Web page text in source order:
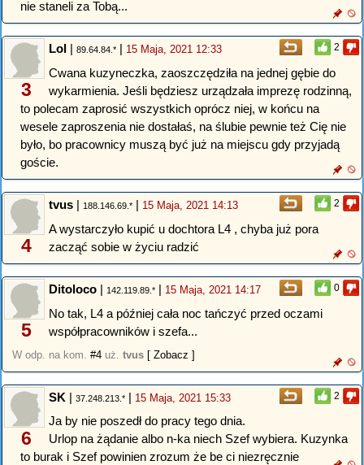
nie staneli za Tobą...
2
3
Lol | 89.64.84.* | 15 Maja, 2021 12:33
Cwana kuzyneczka, zaoszczędziła na jednej gębie do
wykarmienia. Jeśli będziesz urządzała imprezę rodzinną,
to polecam zaprosić wszystkich oprócz niej, w końcu na
wesele zaproszenia nie dostałaś, na ślubie pewnie też Cię nie
było, bo pracownicy muszą być już na miejscu gdy przyjadą
goście.
2
4
tvus | 188.146.69.* | 15 Maja, 2021 14:13
A wystarczyło kupić u dochtora L4 , chyba już pora
zacząć sobie w życiu radzić
0
5
Ditoloco | 142.119.89.* | 15 Maja, 2021 14:17
No tak, L4 a później cała noc tańczyć przed oczami
współpracowników i szefa...
W odp. na kom. #4 uż. tvus [ Zobacz ]
2
6
SK | 37.248.213.* | 15 Maja, 2021 15:33
Ja by nie poszedł do pracy tego dnia.
Urlop na żądanie albo n-ka niech Szef wybiera. Kuzynka
to burak i Szef powinien zrozum że be ci niezręcznie